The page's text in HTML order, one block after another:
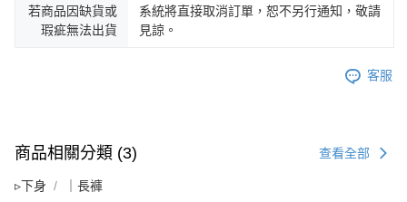
若商品因缺貨或
瑕疵無法出貨
系統將直接取消訂單，恕不另行通知，敬請
見諒。
客服
商品相關分類 (3) 查看全部
▹下身 ｜長褲